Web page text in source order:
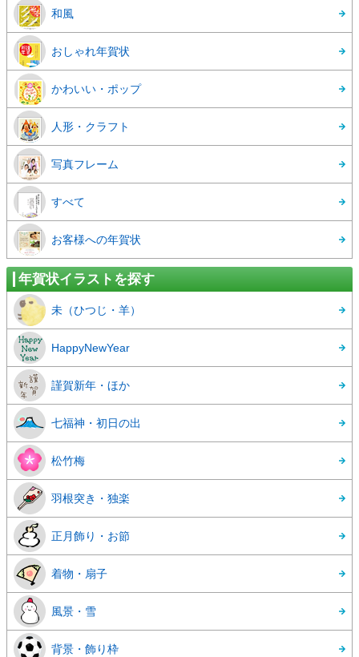
和風
おしゃれ年賀状
かわいい・ポップ
人形・クラフト
写真フレーム
すべて
お客様への年賀状
年賀状イラストを探す
未（ひつじ・羊）
HappyNewYear
謹賀新年・ほか
七福神・初日の出
松竹梅
羽根突き・独楽
正月飾り・お節
着物・扇子
風景・雪
背景・飾り枠